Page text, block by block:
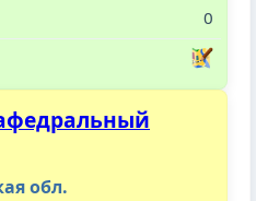
0
обл.